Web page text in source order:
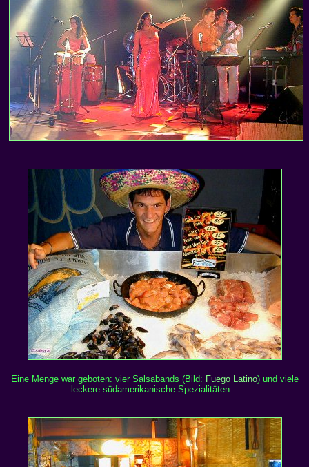
Eine Menge war geboten: vier Salsabands (Bild: Fuego Latino) und viele
leckere südamerikanische Spezialitäten...